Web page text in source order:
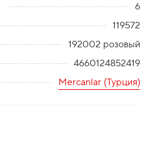
6
119572
192002 розовый
4660124852419
Mercanlar (Турция)